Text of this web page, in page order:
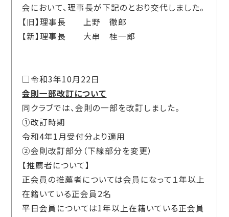
会において、理事長が下記のとおり交代しました。
【旧】理事長 上野 徹郎
【新】理事長 大串 桂一郎
□令和3年10月22日
会則一部改訂について
同クラブでは、会則の一部を改訂しました。
①改訂時期
令和4年1月受付分より適用
②会則改訂部分（下線部分を変更）
【推薦者について】
正会員の推薦者については会員になって１年以上
在籍いている正会員2名
平日会員については1年以上在籍いている正会員